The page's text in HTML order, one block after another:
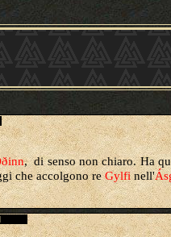
, di senso non chiaro. Ha
che accolgono reGylfinell'